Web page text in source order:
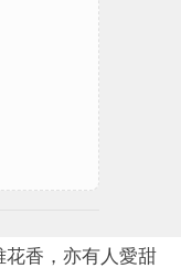
花香，亦有人愛甜